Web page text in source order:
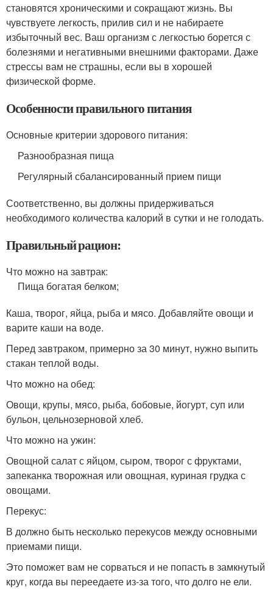
становятся хроническими и сокращают жизнь. Вы
чувствуете легкость, прилив сил и не набираете
избыточный вес. Ваш организм с легкостью борется с
болезнями и негативными внешними факторами. Даже
стрессы вам не страшны, если вы в хорошей
физической форме.
Особенности правильного питания
Основные критерии здорового питания:
Разнообразная пища
Регулярный сбалансированный прием пищи
Соответственно, вы должны придерживаться
необходимого количества калорий в сутки и не голодать.
Правильный рацион:
Что можно на завтрак:
Пища богатая белком;
Каша, творог, яйца, рыба и мясо. Добавляйте овощи и
варите каши на воде.
Перед завтраком, примерно за 30 минут, нужно выпить
стакан теплой воды.
Что можно на обед:
Овощи, крупы, мясо, рыба, бобовые, йогурт, суп или
бульон, цельнозерновой хлеб.
Что можно на ужин:
Овощной салат с яйцом, сыром, творог с фруктами,
запеканка творожная или овощная, куриная грудка с
овощами.
Перекус:
В должно быть несколько перекусов между основными
приемами пищи.
Это поможет вам не сорваться и не попасть в замкнутый
круг, когда вы переедаете из-за того, что долго не ели.